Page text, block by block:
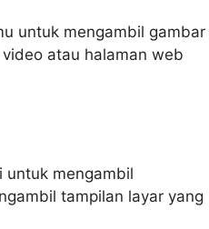
untuk mengambil gambar
atau halaman web
untuk mengambil
tampilan layar yang